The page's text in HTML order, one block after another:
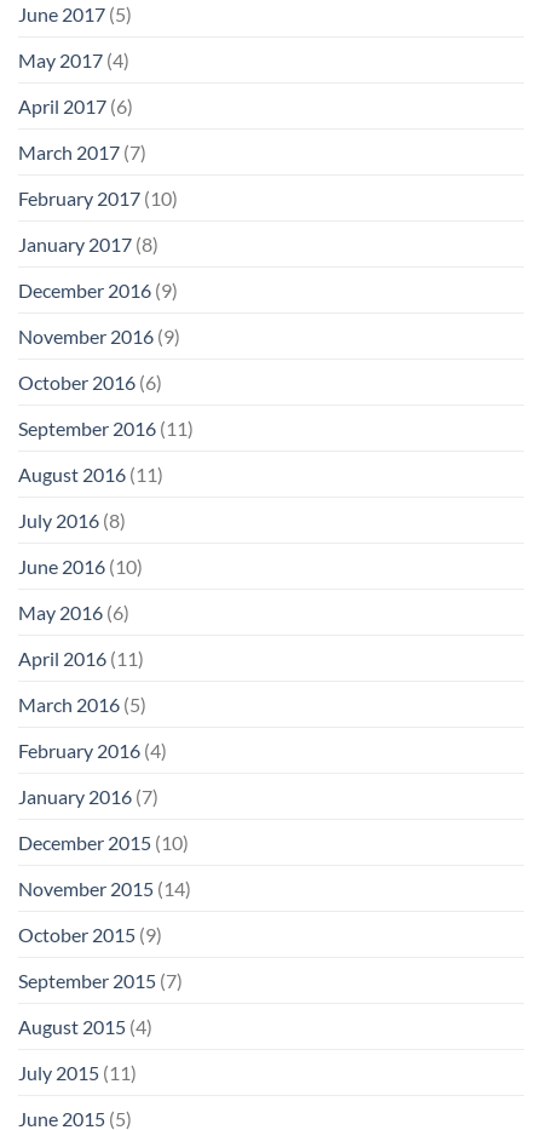
June 2017 (5)
May 2017 (4)
April 2017 (6)
March 2017 (7)
February 2017 (10)
January 2017 (8)
December 2016 (9)
November 2016 (9)
October 2016 (6)
September 2016 (11)
August 2016 (11)
July 2016 (8)
June 2016 (10)
May 2016 (6)
April 2016 (11)
March 2016 (5)
February 2016 (4)
January 2016 (7)
December 2015 (10)
November 2015 (14)
October 2015 (9)
September 2015 (7)
August 2015 (4)
July 2015 (11)
June 2015 (5)